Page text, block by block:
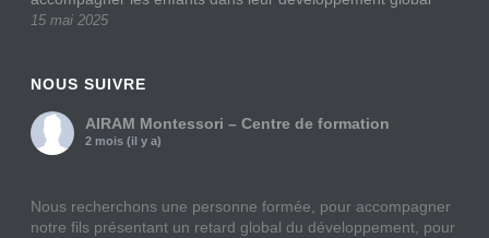
15 mai 2025
NOUS SUIVRE
AIRAM Montessori – Centre de formation
2 mois (il y a)
Nous recherchons une personne formée, pour accompagner
notre fils présentant un retard global du développement, pour